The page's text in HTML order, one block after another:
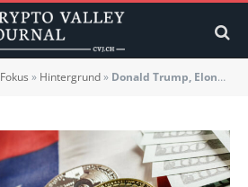
Fokus » Hintergrund» Donald Trump, Elon Musk und Michael Saylor nehmen an Bitcoin Konferenz teil